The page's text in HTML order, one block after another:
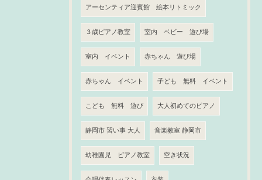
アーセンティア迎賓館 絵本リトミック
３歳ピアノ教室 室内 ベビー 遊び場
室内 イベント 赤ちゃん 遊び場
赤ちゃん イベント 子ども 無料 イベント
こども 無料 遊び 大人初めてのピアノ
静岡市 習い事 大人 音楽教室 静岡市
幼稚園児 ピアノ教室 空き状況